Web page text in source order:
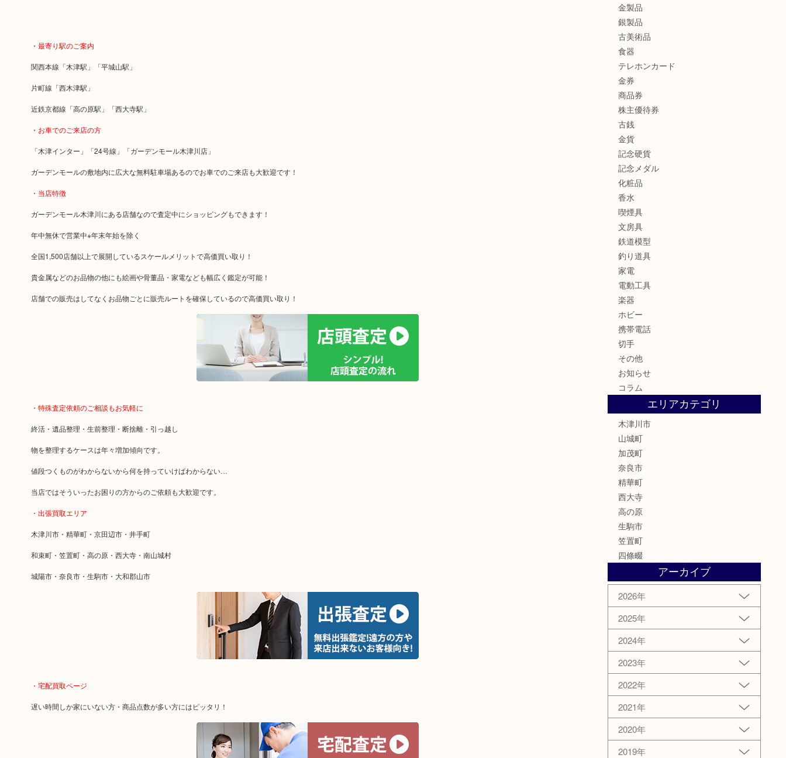
・最寄り駅のご案内
関西本線「木津駅」「平城山駅」
片町線「西木津駅」
近鉄京都線「高の原駅」「西大寺駅」
・お車でのご来店の方
「木津インター」「24号線」「ガーデンモール木津川店」
ガーデンモールの敷地内に広大な無料駐車場あるのでお車でのご来店も大歓迎です！
・当店特徴
ガーデンモール木津川にある店舗なので査定中にショッピングもできます！
年中無休で営業中※年末年始を除く
全国1,500店舗以上で展開しているスケールメリットで高価買い取り！
貴金属などのお品物の他にも絵画や骨董品・家電なども幅広く鑑定が可能！
店舗での販売はしてなくお品物ごとに販売ルートを確保しているので高価買い取り！
・特殊査定依頼のご相談もお気軽に
終活・遺品整理・生前整理・断捨離・引っ越し
物を整理するケースは年々増加傾向です。
値段つくものがわからないから何を持っていけばわからない…
当店ではそういったお困りの方からのご依頼も大歓迎です。
・出張買取エリア
木津川市・精華町・京田辺市・井手町
和束町・笠置町・高の原・西大寺・南山城村
城陽市・奈良市・生駒市・大和郡山市
・宅配買取ページ
遅い時間しか家にいない方・商品点数が多い方にはピッタリ！
金製品
銀製品
古美術品
食器
テレホンカード
金券
商品券
株主優待券
古銭
金貨
記念硬貨
記念メダル
化粧品
香水
喫煙具
文房具
鉄道模型
釣り道具
家電
電動工具
楽器
ホビー
携帯電話
切手
その他
お知らせ
コラム
エリアカテゴリ
木津川市
山城町
加茂町
奈良市
精華町
西大寺
高の原
生駒市
笠置町
四條畷
アーカイブ
2026年
2025年
2024年
2023年
2022年
2021年
2020年
2019年